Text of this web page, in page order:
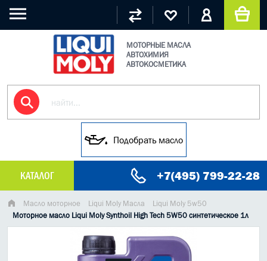
МОТОРНЫЕ МАСЛА
АВТОХИМИЯ
АВТОКОСМЕТИКА
Подобрать масло
КАТАЛОГ +7(495) 799-22-28
МАСЛО МОТОРНОЕ
ГРУЗОВЫЕ МАСЛА
ГИДРАВЛИЧЕСКИЕ МАСЛА
Масло моторное Liqui Moly Масла
Liqui Moly 5w50
Моторное масло Liqui Moly Synthoil High Tech 5W50 синтетическое 1л